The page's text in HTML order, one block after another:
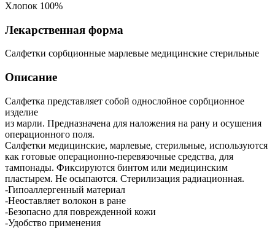
Хлопок 100%
Лекарственная форма
Салфетки сорбционные марлевые медицинские стерильные
Описание
Салфетка представляет собой однослойное сорбционное
изделие
из марли. Предназначена для наложения на рану и осушения
операционного поля.
Салфетки медицинские, марлевые, стерильные, используются
как готовые операционно-перевязочные средства, для
тампонады. Фиксируются бинтом или медицинским
пластырем. Не осыпаются. Стерилизация радиационная.
-Гипоаллергенный материал
-Неоставляет волокон в ране
-Безопасно для поврежденной кожи
-Удобство применения